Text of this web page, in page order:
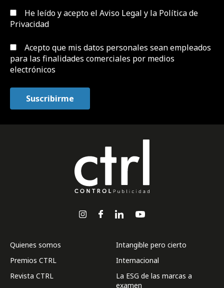
He leído y acepto el Aviso Legal y la Política de
Privacidad
Acepto que mis datos personales sean empleados
para las finalidades comerciales por medios
electrónicos
Quienes somos
Premios CTRL
Revista CTRL
Intangible pero cierto
Internacional
La ESG de las marcas a
examen